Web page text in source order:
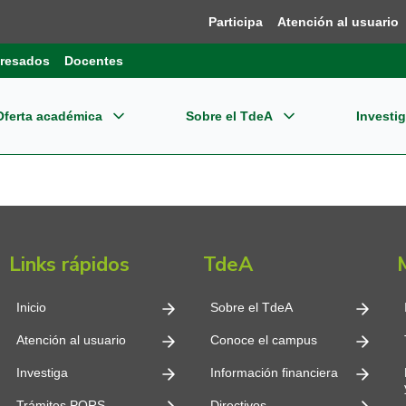
Participa Atención al usuario
Docentes
académica
Continua
Sobre el TdeA
Financiero y Centro de Negocios
Links rápidos
Inicio
Atención al usuario
Investiga
TdeA
Sobre el TdeA
Conoce el campus
Información financiera